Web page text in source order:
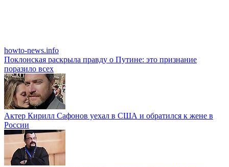
howto-news.info
Поклонская раскрыла правду о Путине: это признание
поразило всех
Актер Кирилл Сафонов уехал в США и обратился к жене в
России